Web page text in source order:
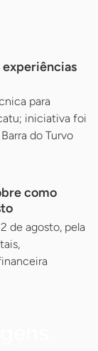
para
iniciativa foi
do Turvo
como
de agosto, pela